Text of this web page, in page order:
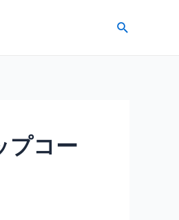
検
プコー